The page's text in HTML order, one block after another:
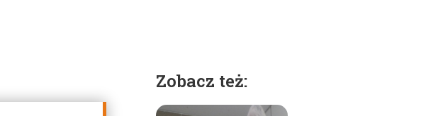
Zobacz też: